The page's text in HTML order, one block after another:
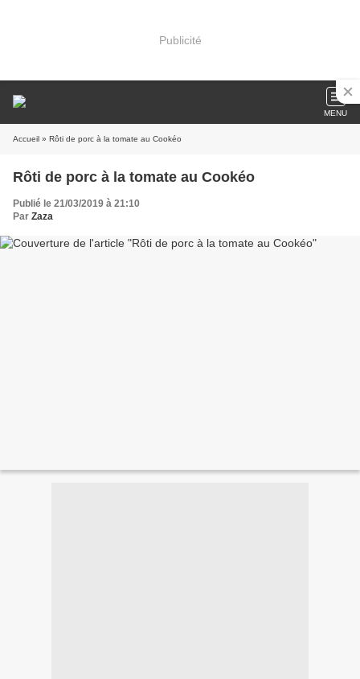
Publicité
MENU
Accueil » Rôti de porc à la tomate au Cookéo
Rôti de porc à la tomate au Cookéo
Publié le 21/03/2019 à 21:10
Par Zaza